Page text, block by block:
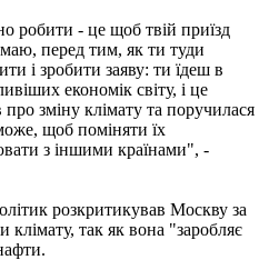
робити - це щоб твій приїзд
перед тим, як ти туди
і зробити заяву: ти їдеш в
економік світу, і це
зміну клімату та поручилася
щоб поміняти їх
з іншими країнами", -
розкритикував Москву за
клімату, так як вона "заробляє